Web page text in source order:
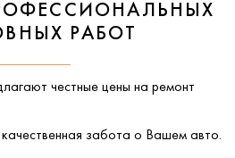
РАБОТ
честные цены на ремонт
забота о Вашем авто.